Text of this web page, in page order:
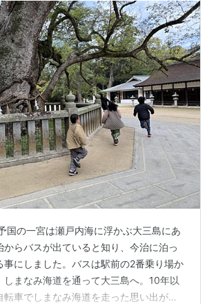
国の一宮は瀬戸内海に浮かぶ大三島にあ
からバスが出ていると知り、今治に泊っ
事にしました。バスは駅前の2番乗り場か
しまなみ海道を通って大三島へ。10年以
転車でしまなみ海道を走った思い出がよ